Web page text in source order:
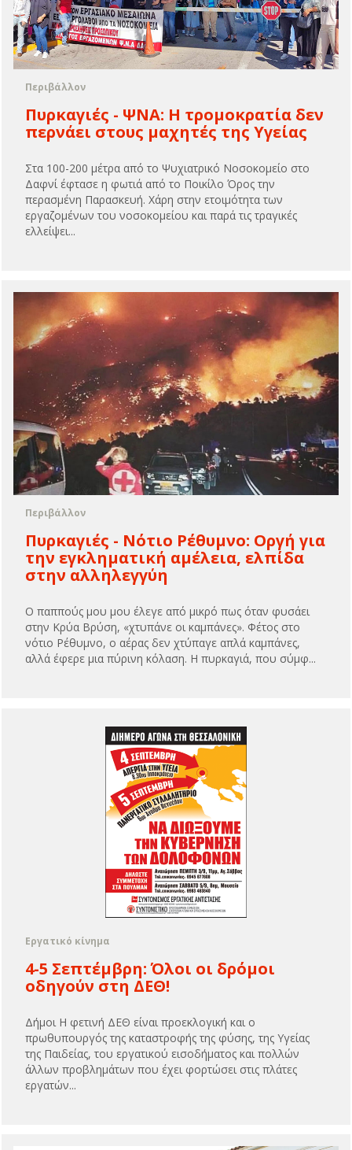
Περιβάλλον
Πυρκαγιές - ΨΝΑ: H τρομοκρατία δεν
περνάει στους μαχητές της Υγείας
Στα 100-200 μέτρα από το Ψυχιατρικό Νοσοκομείο στο
Δαφνί έφτασε η φωτιά από το Ποικίλο Όρος την
περασμένη Παρασκευή. Χάρη στην ετοιμότητα των
εργαζομένων του νοσοκομείου και παρά τις τραγικές
ελλείψει...
Περιβάλλον
Πυρκαγιές - Νότιο Ρέθυμνο: Οργή για
την εγκληματική αμέλεια, ελπίδα
στην αλληλεγγύη
Ο παππούς μου μου έλεγε από μικρό πως όταν φυσάει
στην Κρύα Βρύση, «χτυπάνε οι καμπάνες». Φέτος στο
νότιο Ρέθυμνο, ο αέρας δεν χτύπαγε απλά καμπάνες,
αλλά έφερε μια πύρινη κόλαση. Η πυρκαγιά, που σύμφ...
Εργατικό κίνημα
4-5 Σεπτέμβρη: Όλοι οι δρόμοι
οδηγούν στη ΔΕΘ!
Δήμοι Η φετινή ΔΕΘ είναι προεκλογική και ο
πρωθυπουργός της καταστροφής της φύσης, της Υγείας
της Παιδείας, του εργατικού εισοδήματος και πολλών
άλλων προβλημάτων που έχει φορτώσει στις πλάτες
εργατών...